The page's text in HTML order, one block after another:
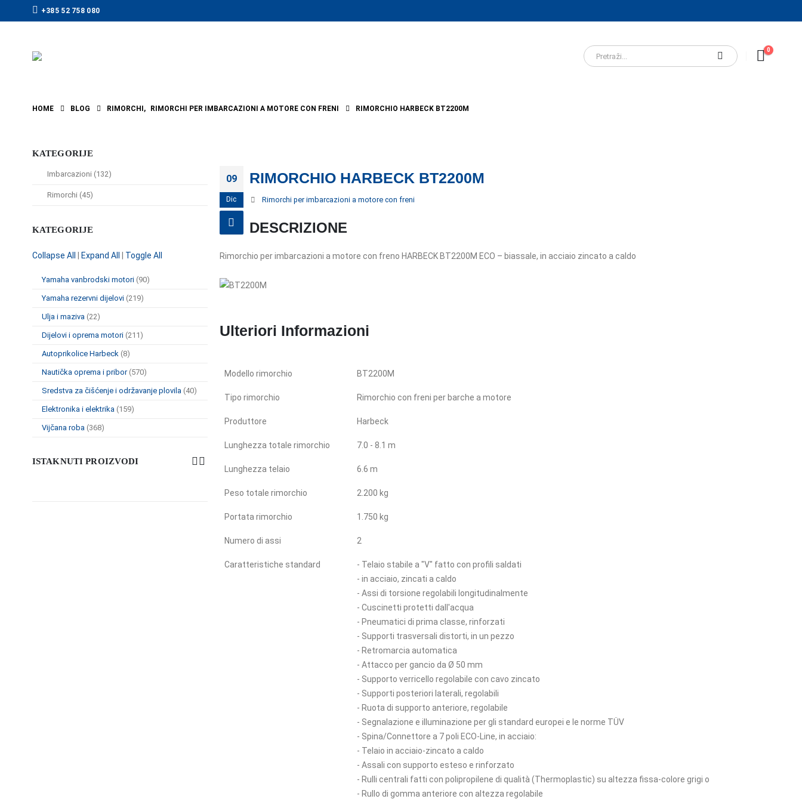
+385 52 758 080
0
HOME BLOG RIMORCHI , RIMORCHI PER IMBARCAZIONI A MOTORE CON FRENI RIMORCHIO HARBECK BT2200M
09
Dic
RIMORCHIO HARBECK BT2200M
Rimorchi per imbarcazioni a motore con freni
DESCRIZIONE
Rimorchio per imbarcazioni a motore con freno HARBECK BT2200M ECO – biassale, in acciaio zincato a caldo
Ulteriori Informazioni
Modello rimorchio BT2200M
Tipo rimorchio Rimorchio con freni per barche a motore
Produttore Harbeck
Lunghezza totale rimorchio 7.0 - 8.1 m
Lunghezza telaio 6.6 m
Peso totale rimorchio 2.200 kg
Portata rimorchio 1.750 kg
Numero di assi 2
Caratteristiche standard
- Telaio stabile a "V" fatto con profili saldati
- in acciaio, zincati a caldo
- Assi di torsione regolabili longitudinalmente
- Cuscinetti protetti dall'acqua
- Pneumatici di prima classe, rinforzati
- Supporti trasversali distorti, in un pezzo
- Retromarcia automatica
- Attacco per gancio da Ø 50 mm
- Supporto verricello regolabile con cavo zincato
- Supporti posteriori laterali, regolabili
- Ruota di supporto anteriore, regolabile
- Segnalazione e illuminazione per gli standard europei e le norme TÜV
- Spina/Connettore a 7 poli ECO-Line, in acciaio:
- Telaio in acciaio-zincato a caldo
- Assali con supporto esteso e rinforzato
- Rulli centrali fatti con polipropilene di qualità (Thermoplastic) su altezza fissa-colore grigi o
- Rullo di gomma anteriore con altezza regolabile
KATEGORIJE
Imbarcazioni (132)
Rimorchi (45)
KATEGORIJE
Collapse All Expand All Toggle All
Yamaha vanbrodski motori (90)
Yamaha rezervni dijelovi (219)
Ulja i maziva (22)
Dijelovi i oprema motori (211)
Autoprikolice Harbeck (8)
Nautička oprema i pribor (570)
Sredstva za čišćenje i održavanje plovila (40)
Elektronika i elektrika (159)
Vijčana roba (368)
ISTAKNUTI PROIZVODI